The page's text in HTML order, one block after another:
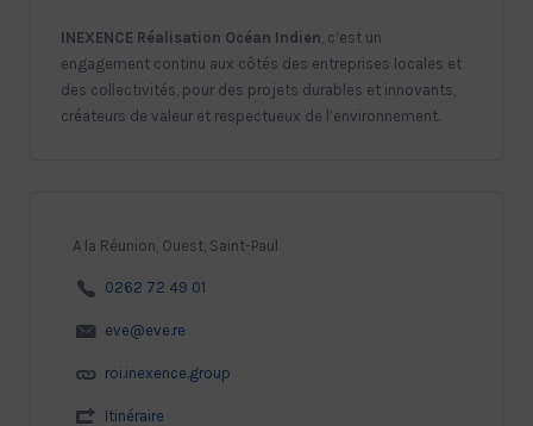
INEXENCE Réalisation Océan Indien , c’est un
engagement continu aux côtés des entreprises locales et
des collectivités, pour des projets durables et innovants,
créateurs de valeur et respectueux de l’environnement.
A la Réunion, Ouest, Saint-Paul
0262 72 49 01
eve@eve.re
roi.inexence.group
Itinéraire